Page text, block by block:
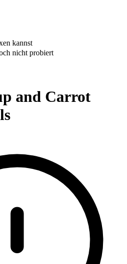
kannst
nicht probiert
and Carrot